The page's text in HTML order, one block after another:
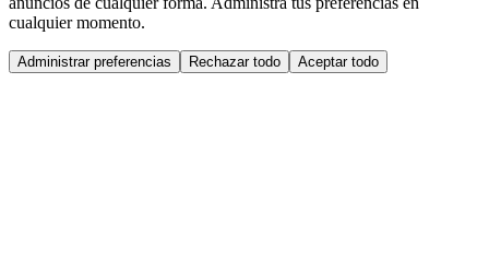
cualquier momento.
Administrar preferencias Rechazar todo Aceptar todo